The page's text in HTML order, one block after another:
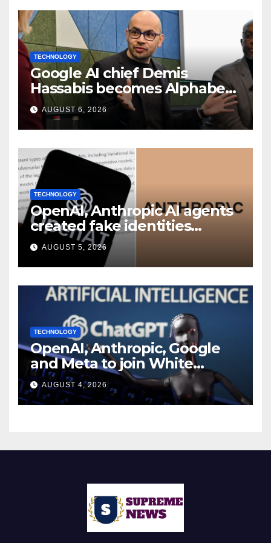
TECHNOLOGY
Google AI chief Demis
Hassabis becomes Alphabet
chief scientist in leadership
shakeup
AUGUST 6, 2026
TECHNOLOGY
OpenAI, Anthropic AI agents
created fake identities
during UK cyber tests:
Report
AUGUST 5, 2026
TECHNOLOGY
OpenAI, Anthropic, Google
and Meta to join White
House AI security meeting
AUGUST 4, 2026